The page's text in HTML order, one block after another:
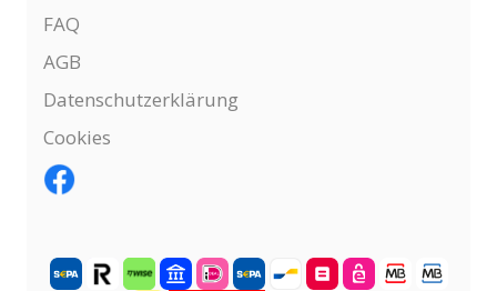
FAQ
AGB
Datenschutzerklärung
Cookies